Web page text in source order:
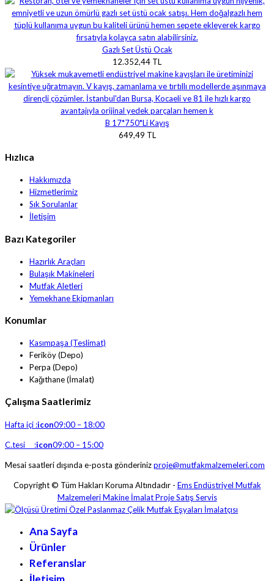
Gazlı Set Üstü Ocak
12.352,44 TL
B 17*750*Li Kayış
649,49 TL
Hızlıca
Hakkımızda
Hizmetlerimiz
Sık Sorulanlar
İletişim
Bazı Kategoriler
Hazırlık Araçları
Bulaşık Makineleri
Mutfak Aletleri
Yemekhane Ekipmanları
Konumlar
Kasımpaşa (Teslimat)
Feriköy (Depo)
Perpa (Depo)
Kağıthane (İmalat)
Çalışma Saatlerimiz
Hafta içi :icon09:00 – 18:00
C.tesi :icon09:00 – 15:00
Mesai saatleri dışında e-posta gönderinizproje@mutfakmalzemeleri.com
Copyright © Tüm Hakları Koruma Altındadır - Ems Endüstriyel Mutfak
Malzemeleri Makine İmalat Proje Satış Servis
Ana Sayfa
Ürünler
Referanslar